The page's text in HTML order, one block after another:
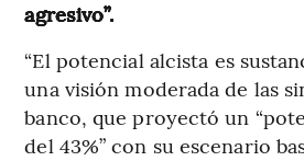
agresivo”.
“El potencial alcista es
una visión moderada de las
banco, que proyectó un
del 43%” con su escenario